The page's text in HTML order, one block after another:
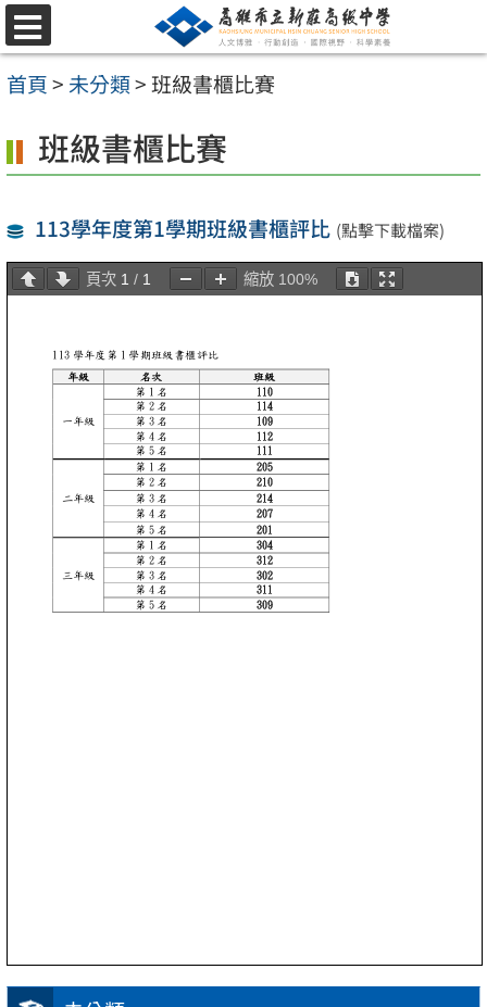
跳
至
主
內
區
選
單
首頁> 未分類>班級書櫃比賽
班級書櫃比賽
113學年度第1學期班級書櫃評比 (點擊下載檔案)
頁次 1 / 1 縮放 100%